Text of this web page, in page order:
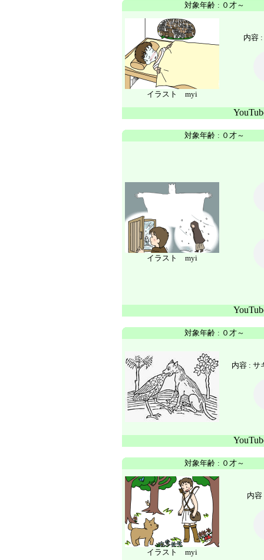
対象年齢 : ０才～
イラスト myi
内容 :
対象年齢 : ０才～
イラスト myi
対象年齢 : ０才～
内容 : サ
対象年齢 : ０才～
イラスト myi
内